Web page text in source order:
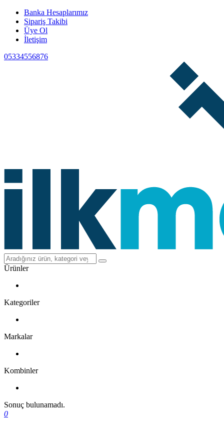
Banka Hesaplarımız
Sipariş Takibi
Üye Ol
İletişim
05334556876
Ürünler
Kategoriler
Markalar
Kombinler
Sonuç bulunamadı.
0